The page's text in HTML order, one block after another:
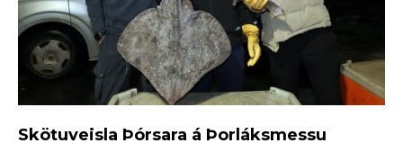
Skötuveisla Þórsara á Þorláksmessu